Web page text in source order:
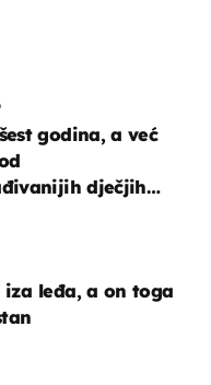
godina, a već
dječjih
iza leđa, a on toga